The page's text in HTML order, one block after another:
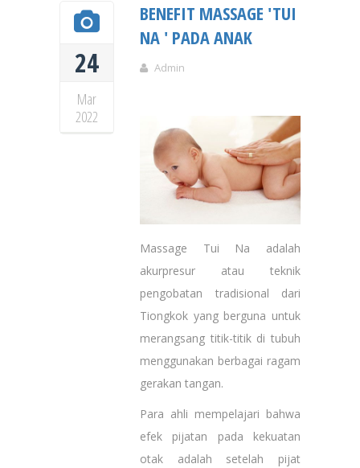
24
Mar
2022
BENEFIT MASSAGE 'TUI
NA ' PADA ANAK
Admin
Massage Tui Na adalah
akurpresur atau teknik
pengobatan tradisional dari
Tiongkok yang berguna untuk
merangsang titik-titik di tubuh
menggunakan berbagai ragam
gerakan tangan.
Para ahli mempelajari bahwa
efek pijatan pada kekuatan
otak adalah setelah pijat